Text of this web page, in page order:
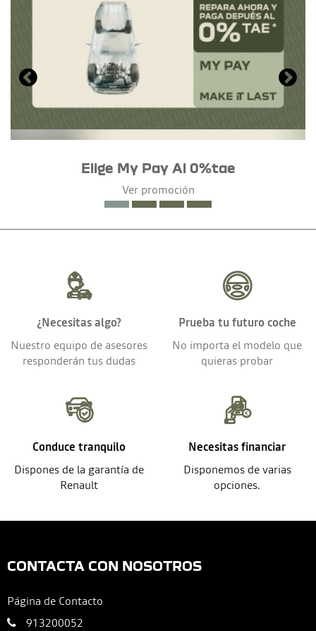
Elige My Pay Al 0%tae
Ver promoción
¿Necesitas algo?
Nuestro equipo de asesores
responderán tus dudas
Prueba tu futuro coche
No importa el modelo que
quieras probar
Conduce tranquilo
Dispones de la garantía de
Renault
Necesitas financiar
Disponemos de varias
opciones.
CONTACTA CON NOSOTROS
Página de Contacto
913200052